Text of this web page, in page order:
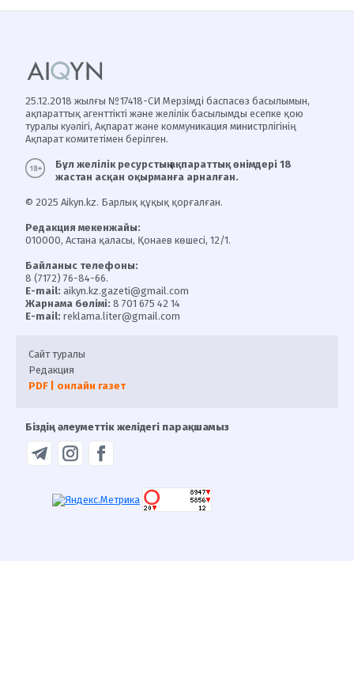
25.12.2018 жылғы №17418-СИ Мерзімді баспасөз басылымын,
ақпараттық агенттікті және желілік басылымды есепке қою
туралы куәлігі, Ақпарат және коммуникация министрлігінің
Ақпарат комитетімен берілген.
Бұл желілік ресурстың ақпараттық өнімдері 18
жастан асқан оқырманға арналған.
© 2025 Aikyn.kz. Барлық құқық қорғалған.
Редакция мекенжайы:
010000, Астана қаласы, Қонаев көшесі, 12/1.
Байланыс телефоны:
8 (7172) 76-84-66.
E-mail: aikyn.kz.gazeti@gmail.com
Жарнама бөлімі: 8 701 675 42 14
E-mail: reklama.liter@gmail.com
Сайт туралы
Редакция
PDF | онлайн газет
Біздің әлеуметтік желідегі парақшамыз